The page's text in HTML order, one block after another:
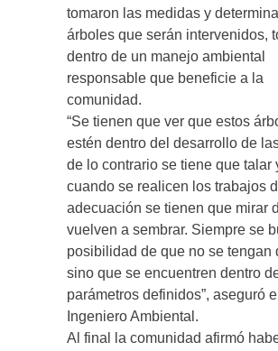
tomaron las medidas y
árboles que serán intervenidos,
dentro de un manejo ambiental
responsable que beneficie a la
comunidad.
“Se tienen que ver que estos
estén dentro del desarrollo de
de lo contrario se tiene que talar
cuando se realicen los trabajos
adecuación se tienen que mirar
vuelven a sembrar. Siempre se
posibilidad de que no se tengan
sino que se encuentren dentro
parámetros definidos”, aseguró el
Ingeniero Ambiental.
Al final la comunidad afirmó